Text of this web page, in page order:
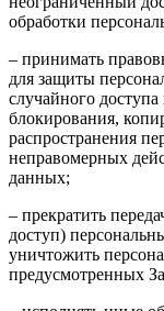
обработки
– принимать
для защиты
случайного
блокирования,
распространения
неправомерных
данных;
– прекратить
доступ)
уничтожить
предусмотренных